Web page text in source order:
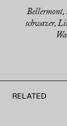
Bellermont,
schwazer,
RELATED